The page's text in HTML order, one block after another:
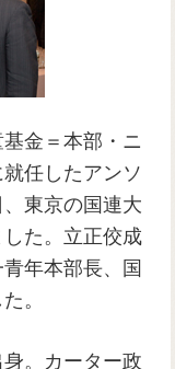
金＝本部・ニ
任したアンソ
東京の国連大
た。立正佼成
年本部長、国
。
。カーター政